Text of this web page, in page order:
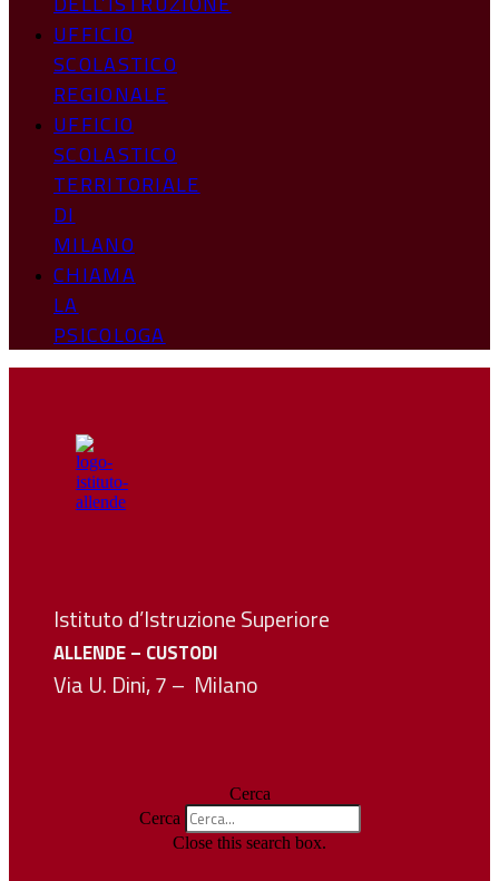
UFFICIO
SCOLASTICO
REGIONALE
UFFICIO
SCOLASTICO
TERRITORIALE
DI
MILANO
CHIAMA
LA
PSICOLOGA
Istituto d’Istruzione Superiore
ALLENDE – CUSTODI
Via U. Dini, 7 – Milano
Cerca
Cerca
Close this search box.